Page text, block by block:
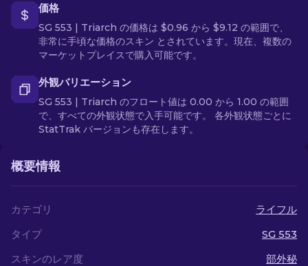
価格
SG 553 | Triarch の価格は $0.96 から $9.12 の範囲で、
非常に手頃な価格のスキン とされています。現在、複数の
マーケットプレイスで購入可能です。
外観バリエーション
SG 553 | Triarch のフロート値は 0.00 から 1.00 の範囲
で、すべての外観状態で入手可能です。 各外観状態ごとに
StatTrak バージョンも存在します。
概要情報
カテゴリ
ライフル
タイプ
SG 553
スキンのレア度
部外秘